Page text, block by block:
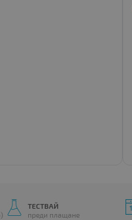
ТЕСТВАЙ
преди плащане